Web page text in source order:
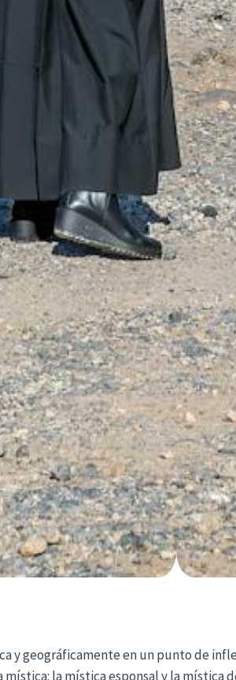
y geográficamente en un punto de
la mística esponsal y la mística